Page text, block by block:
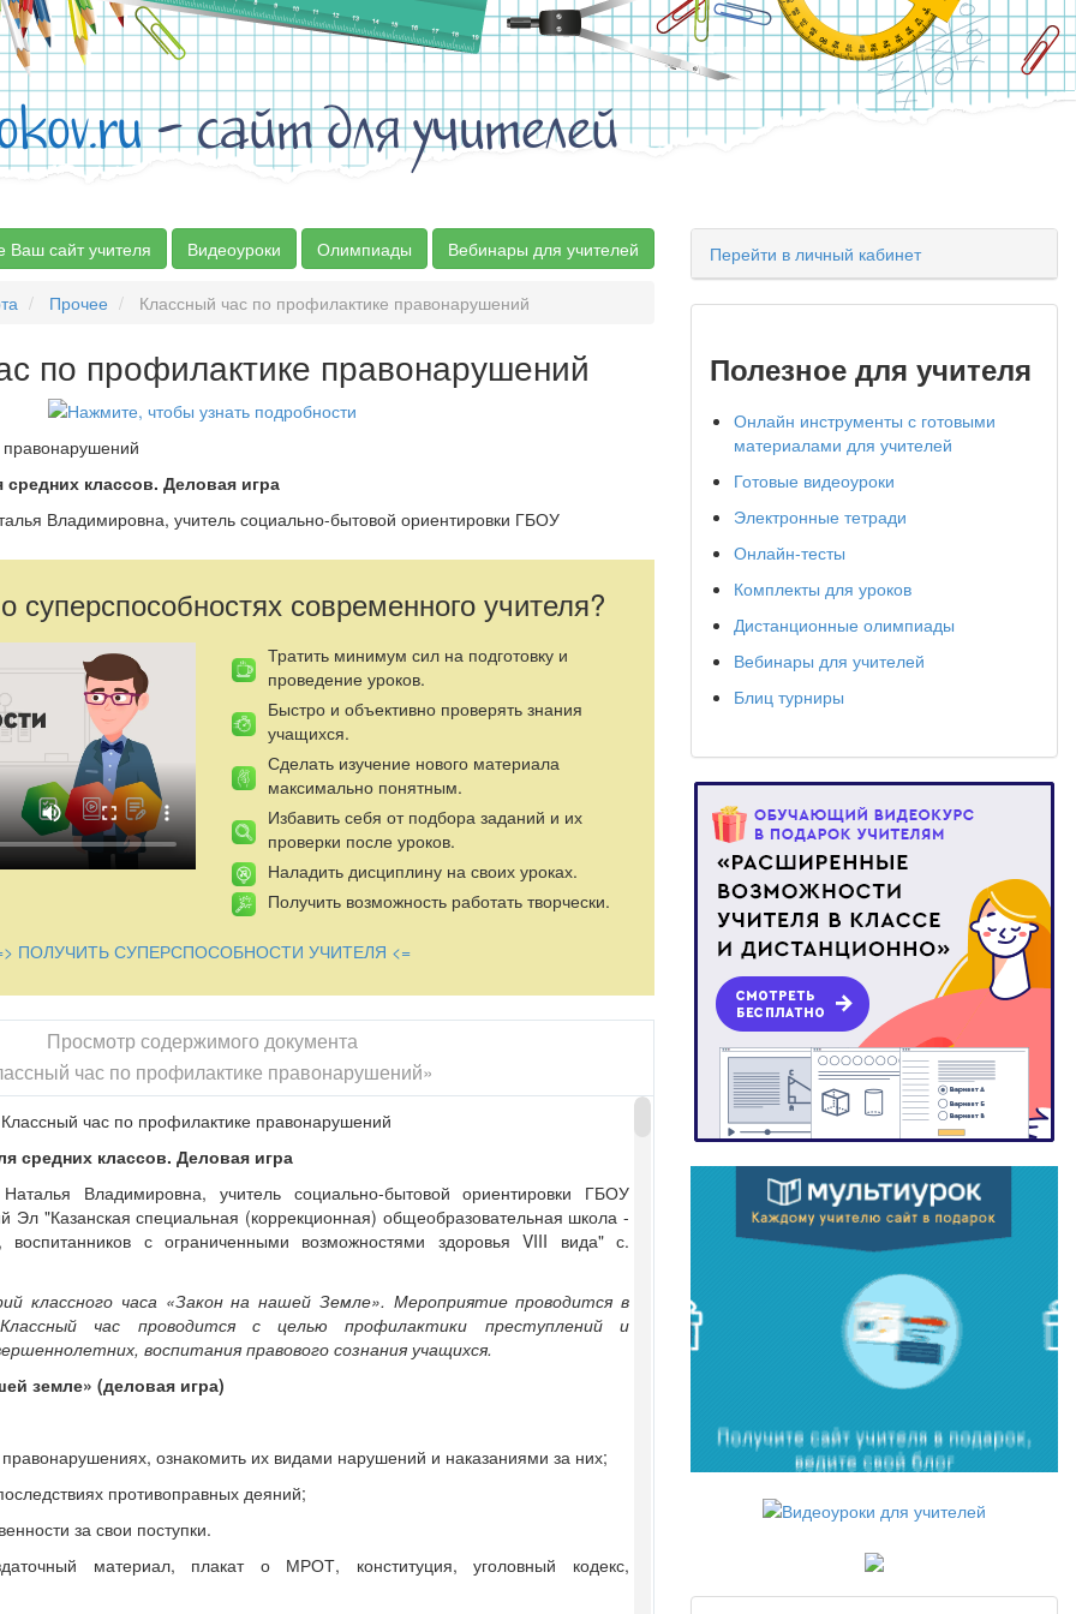
- сайт для учителей
Ваш сайт учителя Видеоуроки Олимпиады Вебинары для учителей
Прочее Классный час по профилактике правонарушений
по профилактике правонарушений
классов. Деловая игра
Владимировна, учитель социально-бытовой ориентировки ГБОУ
"Казанская специальная (коррекционная) общеобразовательная школа -
с ограниченными возможностями здоровья VIII вида" с. Казанское.
часа «Закон на нашей Земле». Мероприятие проводится в средних
с целью профилактики преступлений и правонарушений среди
правового сознания учащихся.
земле» (деловая игра)
ознакомить их видами нарушений и наказаниями за них;
противоправных деяний;
за свои поступки.
материал, плакат о МРОТ, конституция, уголовный кодекс,
суперспособностях современного учителя?
Тратить минимум сил на подготовку и
проведение уроков.
Быстро и объективно проверять знания
учащихся.
Сделать изучение нового материала
максимально понятным.
Избавить себя от подбора заданий и их
проверки после уроков.
Наладить дисциплину на своих уроках.
Получить возможность работать творчески.
ПОЛУЧИТЬ СУПЕРСПОСОБНОСТИ УЧИТЕЛЯ <=
Просмотр содержимого документа
час по профилактике правонарушений»
Классный час по профилактике правонарушений
средних классов. Деловая игра
Владимировна, учитель социально-бытовой ориентировки ГБОУ
Эл "Казанская специальная (коррекционная) общеобразовательная школа -
с ограниченными возможностями здоровья VIII вида" с.
классного часа «Закон на нашей Земле». Мероприятие проводится в
час проводится с целью профилактики преступлений и
воспитания правового сознания учащихся.
земле» (деловая игра)
ознакомить их видами нарушений и наказаниями за них;
противоправных деяний;
за свои поступки.
материал, плакат о МРОТ, конституция, уголовный кодекс,
Перейти в личный кабинет
Полезное для учителя
Онлайн инструменты с готовыми
материалами для учителей
Готовые видеоуроки
Электронные тетради
Онлайн-тесты
Комплекты для уроков
Дистанционные олимпиады
Вебинары для учителей
Блиц турниры